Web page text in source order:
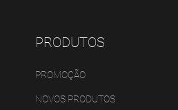
PRODUTOS
PROMOÇÃO
NOVOS PRODUTOS